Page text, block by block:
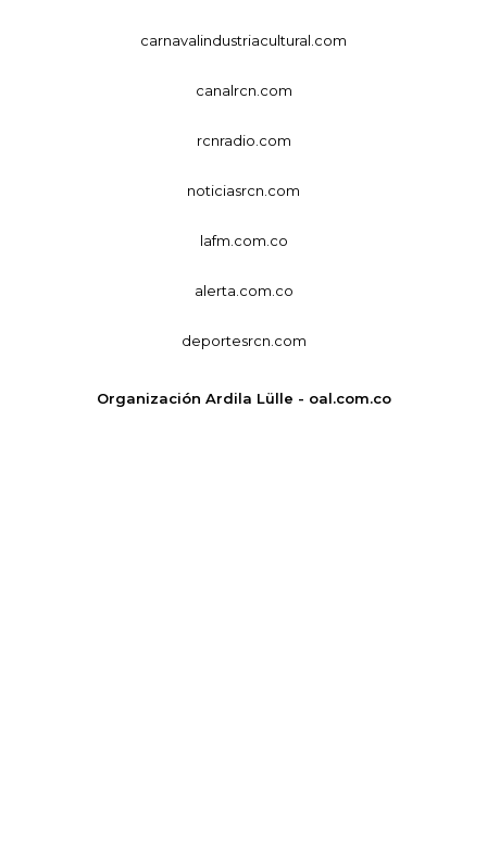
carnavalindustriacultural.com
canalrcn.com
rcnradio.com
noticiasrcn.com
lafm.com.co
alerta.com.co
deportesrcn.com
Organización Ardila Lülle - oal.com.co